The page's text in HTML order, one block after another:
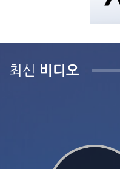
최신 비디오